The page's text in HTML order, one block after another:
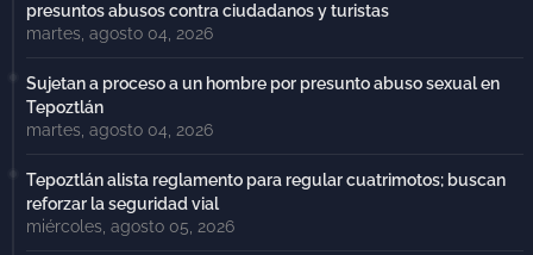
presuntos abusos contra ciudadanos y turistas
martes, agosto 04, 2026
Sujetan a proceso a un hombre por presunto abuso sexual en
Tepoztlán
martes, agosto 04, 2026
Tepoztlán alista reglamento para regular cuatrimotos; buscan
reforzar la seguridad vial
miércoles, agosto 05, 2026